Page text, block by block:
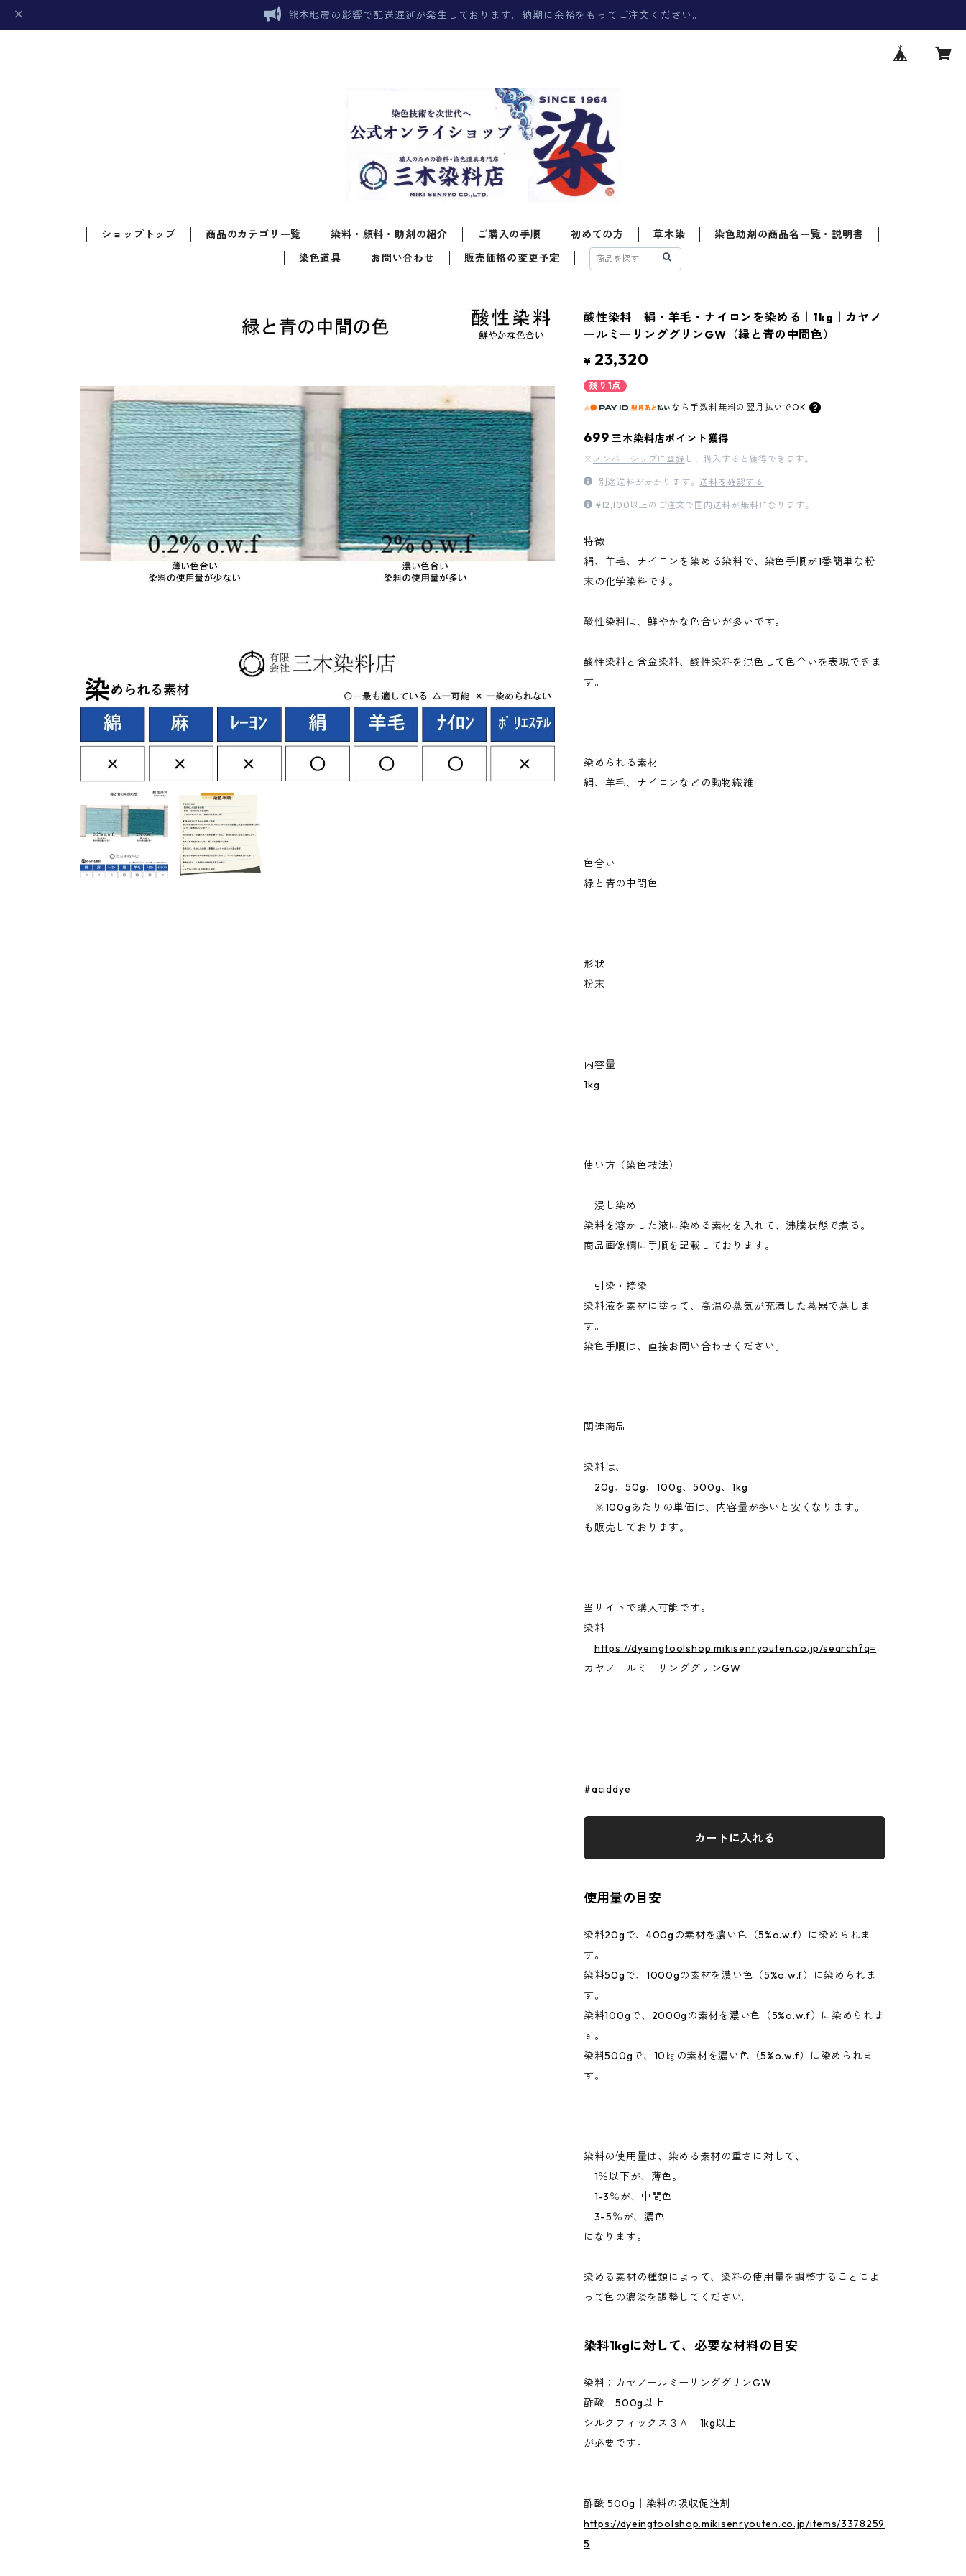
熊本地震の影響で配送遅延が発生しております。納期に余裕をもってご注文ください。
ショップトップ 商品のカテゴリ一覧 染料・顔料・助剤の紹介 ご購入の手順 初めての方 草木染
染色助剤の商品名一覧・説明書
染色道具
お問い合わせ 販売価格の変更予定
酸性染料｜絹・羊毛・ナイロンを染める｜1kg｜カヤノ
ールミーリンググリンGW（緑と青の中間色）
¥ 23,320
残り1点
なら 手数料無料の 翌月払いでOK
699 三木染料店ポイント獲得
※ メンバーシップに登録 し、購入すると獲得できます。
別途送料がかかります。送料を確認する
¥12,100以上のご注文で国内送料が無料になります。
特徴
絹、羊毛、ナイロンを染める染料で、染色手順が1番簡単な粉
末の化学染料です。
酸性染料は、鮮やかな色合いが多いです。
酸性染料と含金染料、酸性染料を混色して色合いを表現できま
す。
染められる素材
絹、羊毛、ナイロンなどの動物繊維
色合い
緑と青の中間色
形状
粉末
内容量
1kg
使い方（染色技法）
浸し染め
染料を溶かした液に染める素材を入れて、沸騰状態で煮る。
商品画像欄に手順を記載しております。
引染・捺染
染料液を素材に塗って、高温の蒸気が充満した蒸器で蒸しま
す。
染色手順は、直接お問い合わせください。
関連商品
染料は、
20g、50g、100g、500g、1kg
※100gあたりの単価は、内容量が多いと安くなります。
も販売しております。
当サイトで購入可能です。
染料
https://dyeingtoolshop.mikisenryouten.co.jp/search?q=
カヤノールミーリンググリンGW
#aciddye
カートに入れる
使用量の目安
染料20gで、400gの素材を濃い色（5%o.w.f）に染められま
す。
染料50gで、1000gの素材を濃い色（5%o.w.f）に染められま
す。
染料100gで、2000gの素材を濃い色（5%o.w.f）に染められま
す。
染料500gで、10㎏の素材を濃い色（5%o.w.f）に染められま
す。
染料の使用量は、染める素材の重さに対して、
1％以下が、薄色。
1-3％が、中間色
3-5％が、濃色
になります。
染める素材の種類によって、染料の使用量を調整することによ
って色の濃淡を調整してください。
染料1kgに対して、必要な材料の目安
染料：カヤノールミーリンググリンGW
酢酸 500g以上
シルクフィックス３Ａ 1kg以上
が必要です。
酢酸 500g｜染料の吸収促進剤
https://dyeingtoolshop.mikisenryouten.co.jp/items/3378259
5